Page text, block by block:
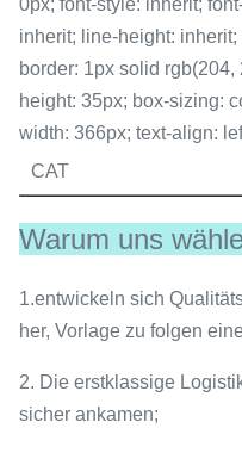
0px; font-style: inherit;
inherit; line-height:
border: 1px solid
height: 35px; box-sizing:
width: 366px; text-align:
CAT
Warum uns
1.entwickeln sich
her, Vorlage zu folgen
2. Die erstklassige
sicher ankamen;